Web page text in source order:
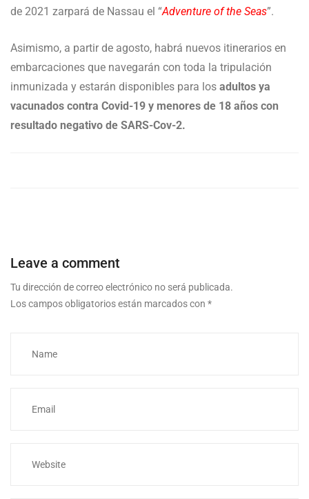
de 2021 zarpará de Nassau el “Adventure of the Seas”.
Asimismo, a partir de agosto, habrá nuevos itinerarios en
embarcaciones que navegarán con toda la tripulación
inmunizada y estarán disponibles para los adultos ya
vacunados contra Covid-19 y menores de 18 años con
resultado negativo de SARS-Cov-2.
Leave a comment
Tu dirección de correo electrónico no será publicada.
Los campos obligatorios están marcados con *